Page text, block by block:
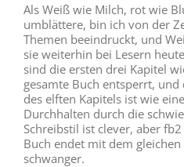
Als Weiß wie Milch, rot wie
umblättere, bin ich von der
Themen beeindruckt, und
sie weiterhin bei Lesern
sind die ersten drei Kapitel
gesamte Buch entsperrt,
des elften Kapitels ist wie
Durchhalten durch die
Schreibstil ist clever, aber
Buch endet mit dem
schwanger.